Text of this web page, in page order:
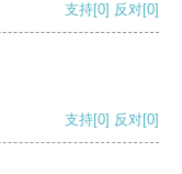
支持[0] 反对[0]
支持[0] 反对[0]